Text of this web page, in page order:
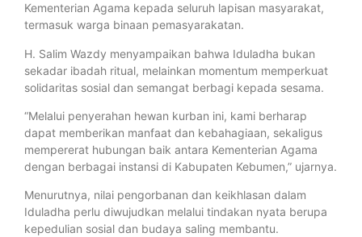
Kementerian Agama kepada seluruh lapisan masyarakat,
termasuk warga binaan pemasyarakatan.
H. Salim Wazdy menyampaikan bahwa Iduladha bukan
sekadar ibadah ritual, melainkan momentum memperkuat
solidaritas sosial dan semangat berbagi kepada sesama.
“Melalui penyerahan hewan kurban ini, kami berharap
dapat memberikan manfaat dan kebahagiaan, sekaligus
mempererat hubungan baik antara Kementerian Agama
dengan berbagai instansi di Kabupaten Kebumen,” ujarnya.
Menurutnya, nilai pengorbanan dan keikhlasan dalam
Iduladha perlu diwujudkan melalui tindakan nyata berupa
kepedulian sosial dan budaya saling membantu.